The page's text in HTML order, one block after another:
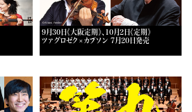
9月30日《大阪定期》、10月2日《定期》
ツァグロゼク×カプソン 7月20日発売